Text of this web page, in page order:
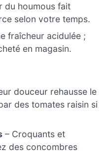
du houmous fait
selon votre temps.
fraîcheur acidulée ;
en magasin.
douceur rehausse le
des tomates raisin si
– Croquants et
des concombres